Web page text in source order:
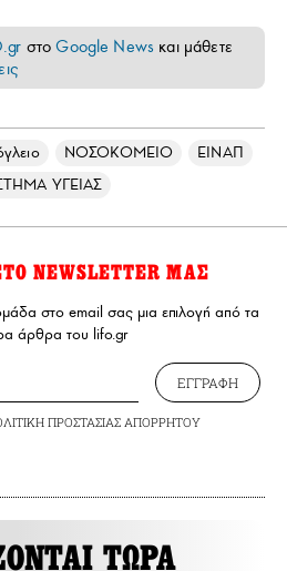
στοGoogle News και μάθετε
ΝΟΣΟΚΟΜΕΙΟ
ΕΙΝΑΠ
ΥΓΕΙΑΣ
NEWSLETTER ΜΑΣ
στο email σας μια επιλογή από τα
άρθρα του lifo.gr
ΕΓΓΡΑΦΗ
ΠΡΟΣΤΑΣΙΑΣ ΑΠΟΡΡΗΤΟΥ
ΤΩΡΑ